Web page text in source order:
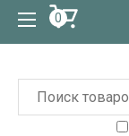
0